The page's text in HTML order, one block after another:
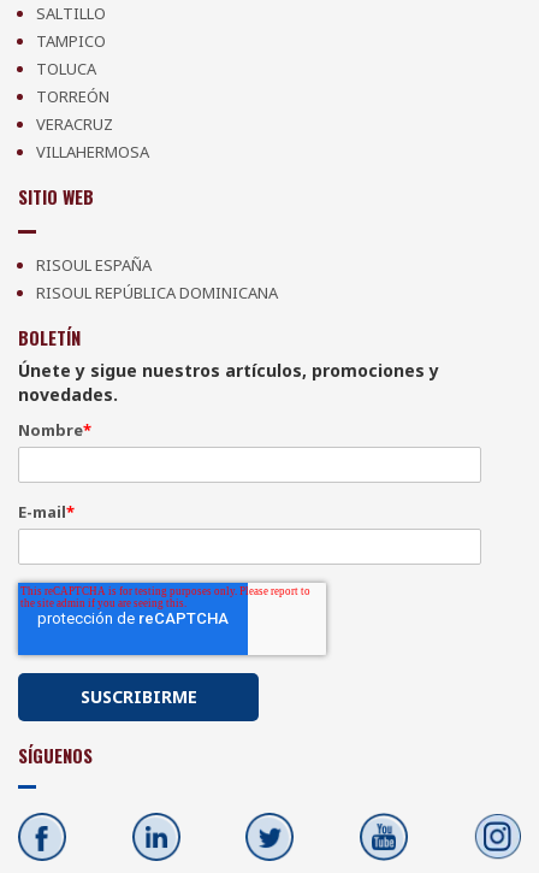
SALTILLO
TAMPICO
TOLUCA
TORREÓN
VERACRUZ
VILLAHERMOSA
SITIO WEB
RISOUL ESPAÑA
RISOUL REPÚBLICA DOMINICANA
BOLETÍN
Únete y sigue nuestros artículos, promociones y
novedades.
Nombre*
E-mail*
SÍGUENOS